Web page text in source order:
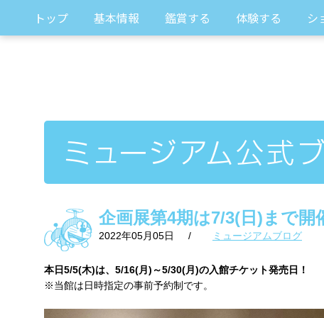
トップ 基本情報 鑑賞する 体験する シ
企画展第4期は7/3(日)まで開
2022年05月05日 / ミュージアムブログ
本日5/5(木)は、5/16(月)～5/30(月)の入館チケット発売日！
※当館は日時指定の事前予約制です。